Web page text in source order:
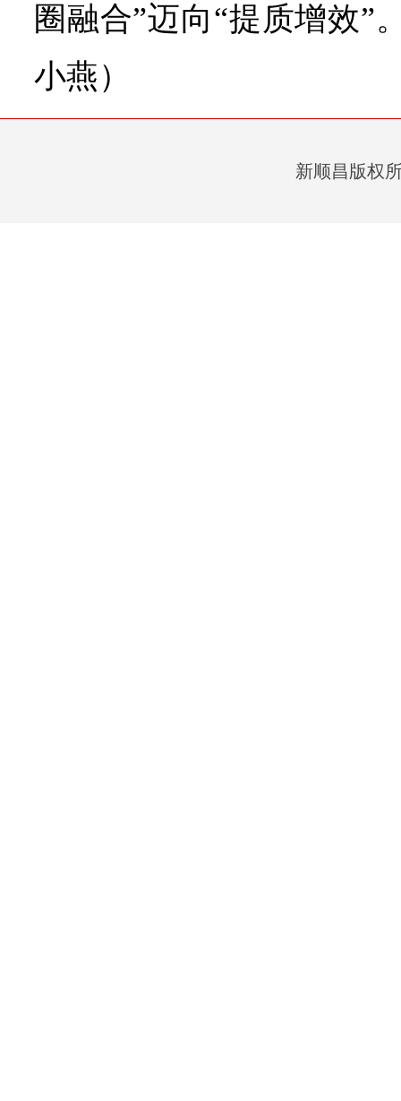
圈融合”迈向“提质增效”
小燕）
新顺昌版权